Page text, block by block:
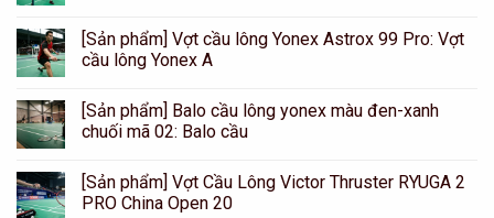
[Sản phẩm] Vợt cầu lông Yonex Astrox 99 Pro: Vợt
cầu lông Yonex A
[Sản phẩm] Balo cầu lông yonex màu đen-xanh
chuối mã 02: Balo cầu
[Sản phẩm] Vợt Cầu Lông Victor Thruster RYUGA 2
PRO China Open 20